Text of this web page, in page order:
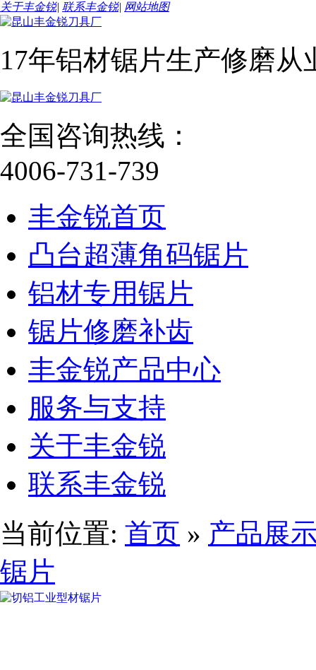
关于丰金锐| 联系丰金锐| 网站地图
17年铝材锯片生产修磨从
全国咨询热线：
4006-731-739
丰金锐首页
凸台超薄角码锯片
铝材专用锯片
锯片修磨补齿
丰金锐产品中心
服务与支持
关于丰金锐
联系丰金锐
当前位置: 首页 » 产品展
锯片